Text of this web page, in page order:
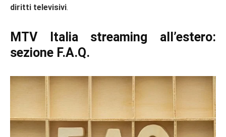
diritti televisivi.
MTV Italia streaming all’estero:
sezione F.A.Q.